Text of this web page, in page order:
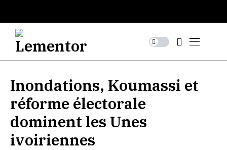
Inondations, Koumassi et
réforme électorale
dominent les Unes
ivoiriennes